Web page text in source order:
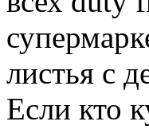
листья с
Если кто